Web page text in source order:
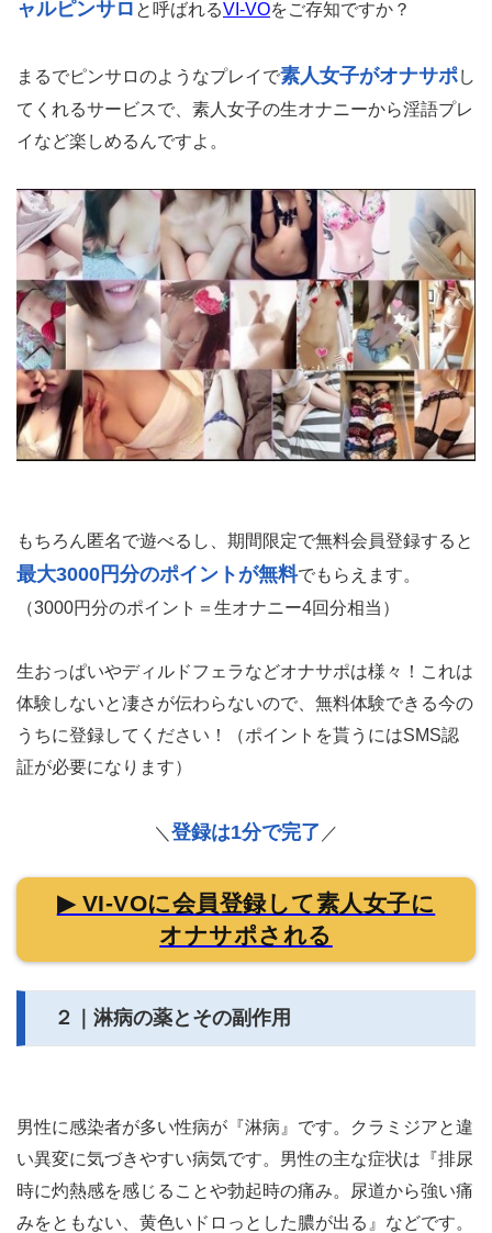
ャルピンサロ と呼ばれるVI-VOをご存知ですか？
まるでピンサロのようなプレイで素人女子がオナサポし
てくれるサービスで、素人女子の生オナニーから淫語プレ
イなど楽しめるんですよ。
もちろん匿名で遊べるし、期間限定で無料会員登録すると
最大3000円分のポイントが無料でもらえます。
（3000円分のポイント＝生オナニー4回分相当）
生おっぱいやディルドフェラなどオナサポは様々！これは
体験しないと凄さが伝わらないので、無料体験できる今の
うちに登録してください！（ポイントを貰うにはSMS認
証が必要になります）
＼ 登録は1分で完了 ／
▶ VI-VOに会員登録して素人女子に
オナサポされる
２｜淋病の薬とその副作用
男性に感染者が多い性病が『淋病』です。クラミジアと違
い異変に気づきやすい病気です。男性の主な症状は『排尿
時に灼熱感を感じることや勃起時の痛み。尿道から強い痛
みをともない、黄色いドロっとした膿が出る』などです。